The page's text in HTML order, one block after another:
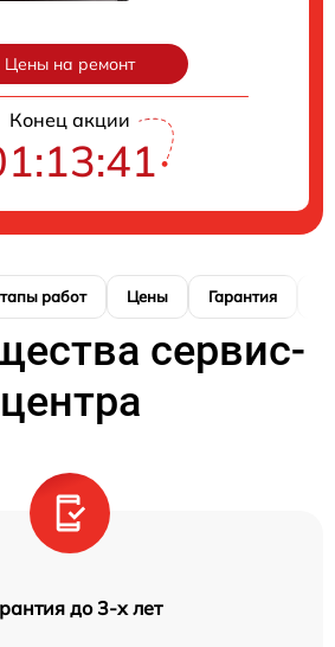
Цены на ремонт
Конец акции
работ Цены Гарантия
сервис-
центра
до 3-х лет